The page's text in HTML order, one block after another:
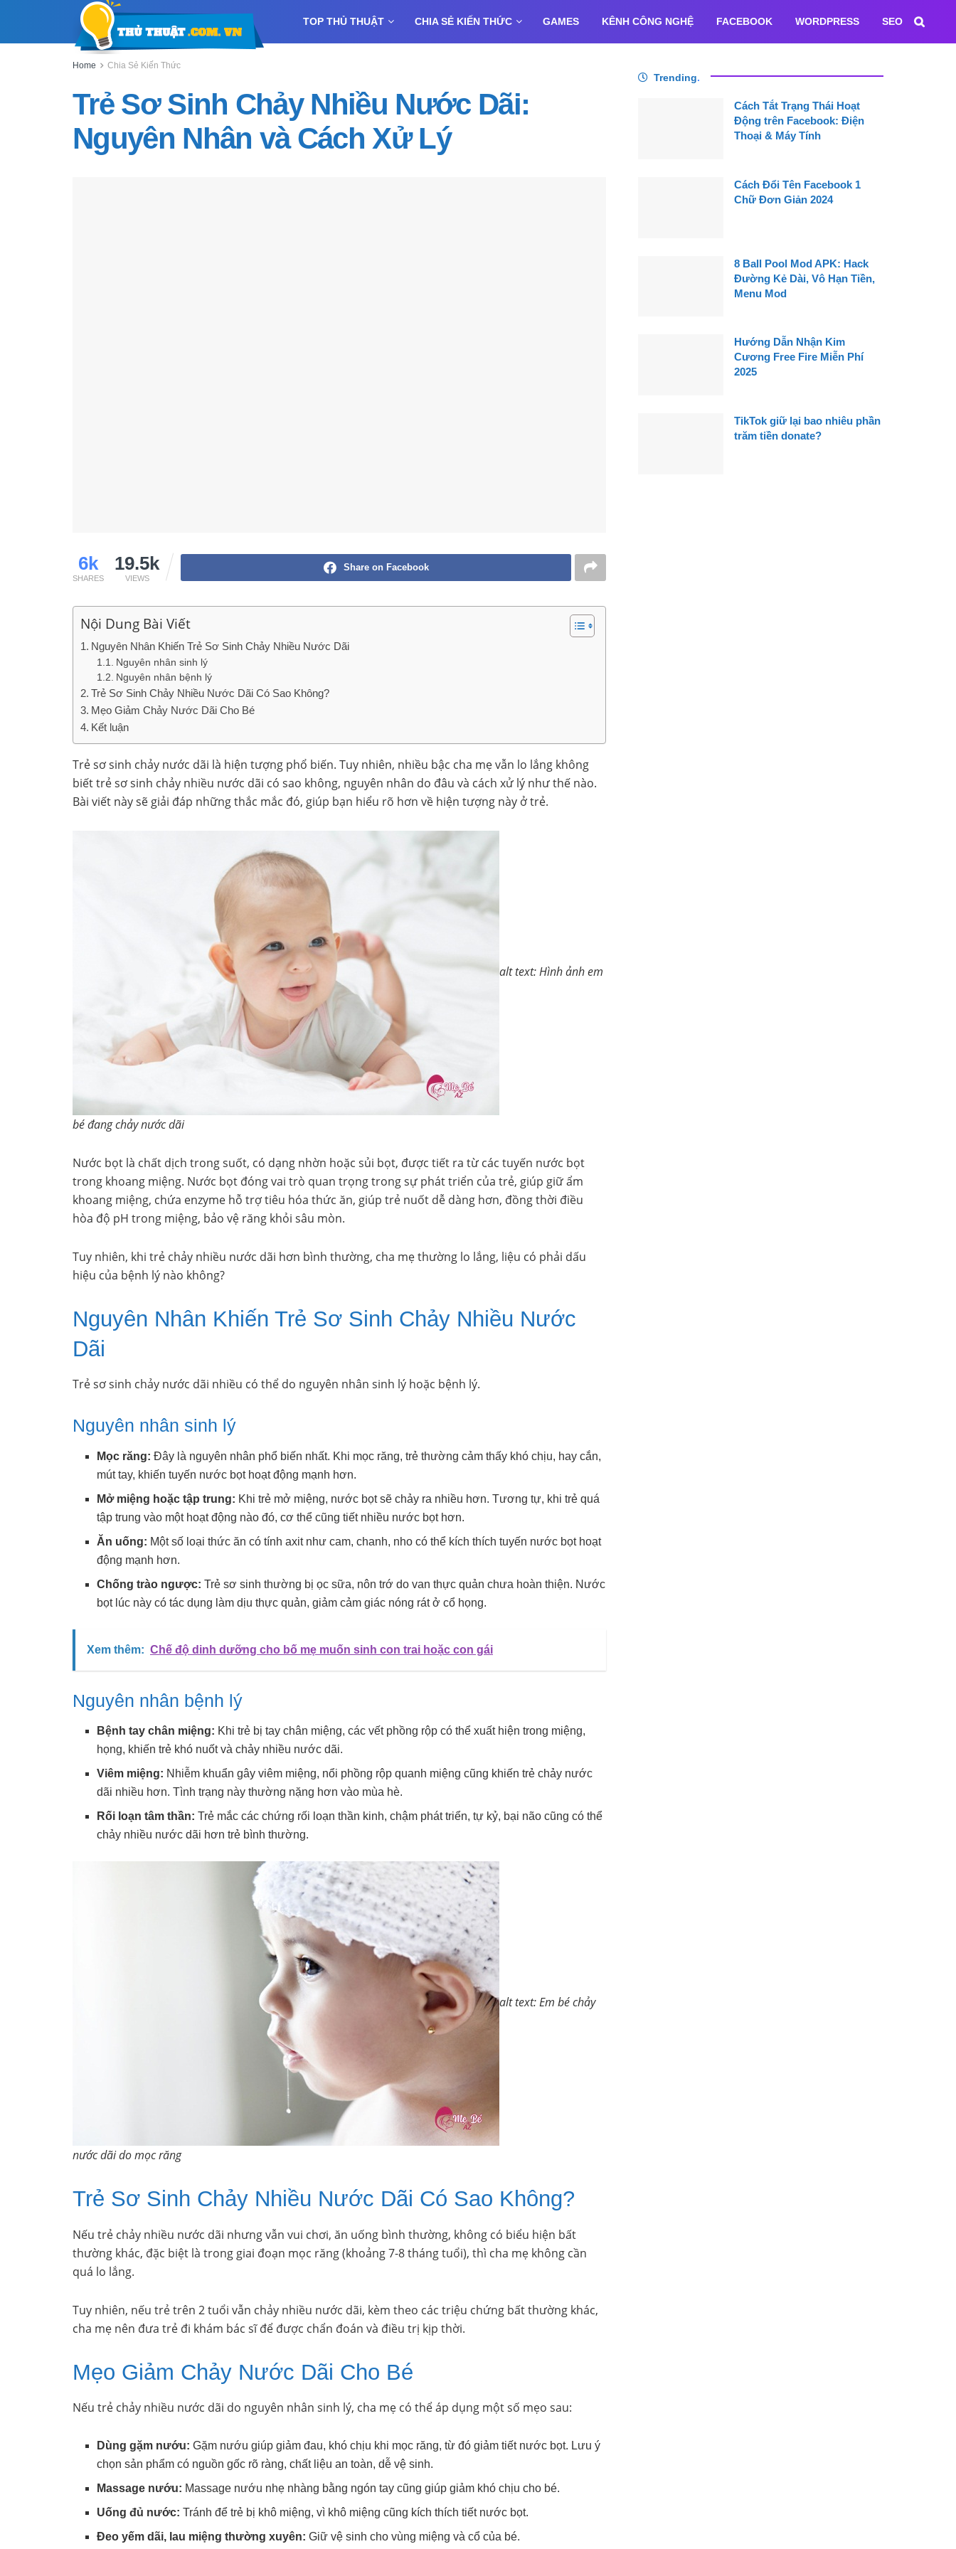
TOP THỦ THUẬT CHIA SẺ KIẾN THỨC GAMES KÊNH CÔNG NGHỆ FACEBOOK WORDPRESS SEO
Home Chia Sẻ Kiến Thức
Trẻ Sơ Sinh Chảy Nhiều Nước Dãi:
Nguyên Nhân và Cách Xử Lý
6k
SHARES
19.5k
VIEWS
Share on Facebook
Nội Dung Bài Viết
Nguyên Nhân Khiến Trẻ Sơ Sinh Chảy Nhiều Nước Dãi
Nguyên nhân sinh lý
Nguyên nhân bệnh lý
Trẻ Sơ Sinh Chảy Nhiều Nước Dãi Có Sao Không?
Mẹo Giảm Chảy Nước Dãi Cho Bé
Kết luận
Trẻ sơ sinh chảy nước dãi là hiện tượng phổ biến. Tuy nhiên, nhiều bậc cha mẹ vẫn lo lắng không
biết trẻ sơ sinh chảy nhiều nước dãi có sao không, nguyên nhân do đâu và cách xử lý như thế nào.
Bài viết này sẽ giải đáp những thắc mắc đó, giúp bạn hiểu rõ hơn về hiện tượng này ở trẻ.
alt text: Hình ảnh em
bé đang chảy nước dãi
Nước bọt là chất dịch trong suốt, có dạng nhờn hoặc sủi bọt, được tiết ra từ các tuyến nước bọt
trong khoang miệng. Nước bọt đóng vai trò quan trọng trong sự phát triển của trẻ, giúp giữ ẩm
khoang miệng, chứa enzyme hỗ trợ tiêu hóa thức ăn, giúp trẻ nuốt dễ dàng hơn, đồng thời điều
hòa độ pH trong miệng, bảo vệ răng khỏi sâu mòn.
Tuy nhiên, khi trẻ chảy nhiều nước dãi hơn bình thường, cha mẹ thường lo lắng, liệu có phải dấu
hiệu của bệnh lý nào không?
Nguyên Nhân Khiến Trẻ Sơ Sinh Chảy Nhiều Nước
Dãi
Trẻ sơ sinh chảy nước dãi nhiều có thể do nguyên nhân sinh lý hoặc bệnh lý.
Nguyên nhân sinh lý
Mọc răng: Đây là nguyên nhân phổ biến nhất. Khi mọc răng, trẻ thường cảm thấy khó chịu, hay cắn,
mút tay, khiến tuyến nước bọt hoạt động mạnh hơn.
Mở miệng hoặc tập trung: Khi trẻ mở miệng, nước bọt sẽ chảy ra nhiều hơn. Tương tự, khi trẻ quá
tập trung vào một hoạt động nào đó, cơ thể cũng tiết nhiều nước bọt hơn.
Ăn uống: Một số loại thức ăn có tính axit như cam, chanh, nho có thể kích thích tuyến nước bọt hoạt
động mạnh hơn.
Chống trào ngược: Trẻ sơ sinh thường bị ọc sữa, nôn trớ do van thực quản chưa hoàn thiện. Nước
bọt lúc này có tác dụng làm dịu thực quản, giảm cảm giác nóng rát ở cổ họng.
Xem thêm: Chế độ dinh dưỡng cho bố mẹ muốn sinh con trai hoặc con gái
Nguyên nhân bệnh lý
Bệnh tay chân miệng: Khi trẻ bị tay chân miệng, các vết phồng rộp có thể xuất hiện trong miệng,
họng, khiến trẻ khó nuốt và chảy nhiều nước dãi.
Viêm miệng: Nhiễm khuẩn gây viêm miệng, nổi phồng rộp quanh miệng cũng khiến trẻ chảy nước
dãi nhiều hơn. Tình trạng này thường nặng hơn vào mùa hè.
Rối loạn tâm thần: Trẻ mắc các chứng rối loạn thần kinh, chậm phát triển, tự kỷ, bại não cũng có thể
chảy nhiều nước dãi hơn trẻ bình thường.
alt text: Em bé chảy
nước dãi do mọc răng
Trẻ Sơ Sinh Chảy Nhiều Nước Dãi Có Sao Không?
Nếu trẻ chảy nhiều nước dãi nhưng vẫn vui chơi, ăn uống bình thường, không có biểu hiện bất
thường khác, đặc biệt là trong giai đoạn mọc răng (khoảng 7-8 tháng tuổi), thì cha mẹ không cần
quá lo lắng.
Tuy nhiên, nếu trẻ trên 2 tuổi vẫn chảy nhiều nước dãi, kèm theo các triệu chứng bất thường khác,
cha mẹ nên đưa trẻ đi khám bác sĩ để được chẩn đoán và điều trị kịp thời.
Mẹo Giảm Chảy Nước Dãi Cho Bé
Nếu trẻ chảy nhiều nước dãi do nguyên nhân sinh lý, cha mẹ có thể áp dụng một số mẹo sau:
Dùng gặm nướu: Gặm nướu giúp giảm đau, khó chịu khi mọc răng, từ đó giảm tiết nước bọt. Lưu ý
chọn sản phẩm có nguồn gốc rõ ràng, chất liệu an toàn, dễ vệ sinh.
Massage nướu: Massage nướu nhẹ nhàng bằng ngón tay cũng giúp giảm khó chịu cho bé.
Uống đủ nước: Tránh để trẻ bị khô miệng, vì khô miệng cũng kích thích tiết nước bọt.
Đeo yếm dãi, lau miệng thường xuyên: Giữ vệ sinh cho vùng miệng và cổ của bé.
Trending.
Cách Tắt Trạng Thái Hoạt
Động trên Facebook: Điện
Thoại & Máy Tính
Cách Đổi Tên Facebook 1
Chữ Đơn Giản 2024
8 Ball Pool Mod APK: Hack
Đường Kẻ Dài, Vô Hạn Tiền,
Menu Mod
Hướng Dẫn Nhận Kim
Cương Free Fire Miễn Phí
2025
TikTok giữ lại bao nhiêu phần
trăm tiền donate?